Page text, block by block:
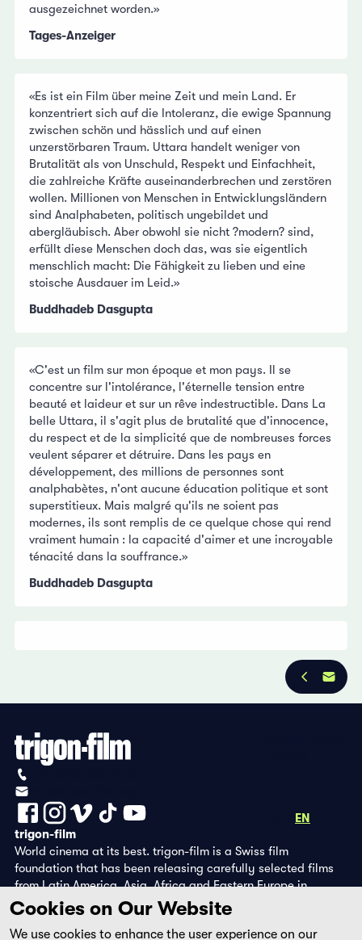
ausgezeichnet worden.»
Tages-Anzeiger
«Es ist ein Film über meine Zeit und mein Land. Er
konzentriert sich auf die Intoleranz, die ewige Spannung
zwischen schön und hässlich und auf einen
unzerstörbaren Traum. Uttara handelt weniger von
Brutalität als von Unschuld, Respekt und Einfachheit,
die zahlreiche Kräfte auseinanderbrechen und zerstören
wollen. Millionen von Menschen in Entwicklungsländern
sind Analphabeten, politisch ungebildet und
abergläubisch. Aber obwohl sie nicht ?modern? sind,
erfüllt diese Menschen doch das, was sie eigentlich
menschlich macht: Die Fähigkeit zu lieben und eine
stoische Ausdauer im Leid.»
Buddhadeb Dasgupta
«C'est un film sur mon époque et mon pays. Il se
concentre sur l'intolérance, l'éternelle tension entre
beauté et laideur et sur un rêve indestructible. Dans La
belle Uttara, il s'agit plus de brutalité que d'innocence,
du respect et de la simplicité que de nombreuses forces
veulent séparer et détruire. Dans les pays en
développement, des millions de personnes sont
analphabètes, n'ont aucune éducation politique et sont
superstitieux. Mais malgré qu'ils ne soient pas
modernes, ils sont remplis de ce quelque chose qui rend
vraiment humain : la capacité d'aimer et une incroyable
ténacité dans la souffrance.»
Buddhadeb Dasgupta
EN
trigon-film
World cinema at its best. trigon-film is a Swiss film
foundation that has been releasing carefully selected films
from Latin America, Asia, Africa and Eastern Europe in
cinemas since 1988 and operates its own DVD edition and the
streaming platform filmingo.
Cookies on Our Website
We use cookies to enhance the user experience on our